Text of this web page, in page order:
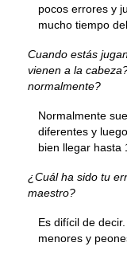
pocos errores y
mucho tiempo
Cuando estás
vienen a la
normalmente?
Normalmente
diferentes y
bien llegar hasta
¿Cuál ha sido tu
maestro?
Es difícil de
menores y